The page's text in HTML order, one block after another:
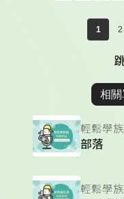
1 2
相
輕鬆學
部落
輕鬆學